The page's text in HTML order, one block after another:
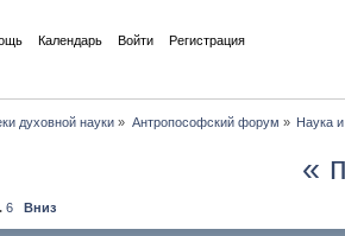
Календарь Войти Регистрация
духовной науки » Антропософский форум » Наука
«
6 Вниз